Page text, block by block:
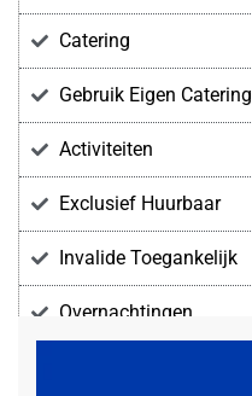
Catering
Gebruik Eigen Catering
Activiteiten
Exclusief Huurbaar
Invalide Toegankelijk
Overnachtingen